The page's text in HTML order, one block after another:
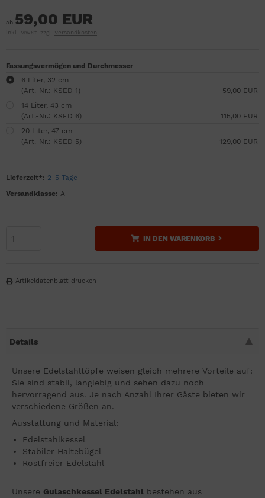
ab 59,00 EUR
inkl. MwSt. zzgl. Versandkosten
Fassungsvermögen und Durchmesser
6 Liter, 32 cm
(Art.-Nr.: KSED 1)
59,00 EUR
14 Liter, 43 cm
(Art.-Nr.: KSED 6)
115,00 EUR
20 Liter, 47 cm
(Art.-Nr.: KSED 5)
129,00 EUR
Lieferzeit*: 2-5 Tage
Versandklasse: A
IN DEN WARENKORB
Artikeldatenblatt drucken
Details
Unsere Edelstahltöpfe weisen gleich mehrere Vorteile auf:
Sie sind stabil, langlebig und sehen dazu noch
hervorragend aus. Je nach Anzahl Ihrer Gäste bieten wir
verschiedene Größen an.
Ausstattung und Material:
Edelstahlkessel
Stabiler Haltebügel
Rostfreier Edelstahl
Unsere Gulaschkessel Edelstahl bestehen aus